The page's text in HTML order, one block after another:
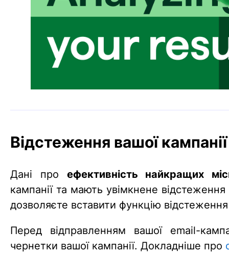
Відстеження вашої кампанії
Дані про ефективність найкращих
кампанії та мають увімкнене відстеження
дозволяєте вставити функцію
Перед відправленням вашої email-
чернетки вашої кампанії. Докладніше про